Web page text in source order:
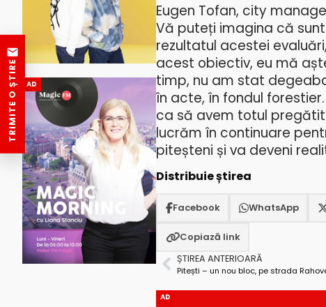
AD
Eugen Tofan, city
Vă puteți imagina că
rezultatul acestei
acest obiectiv, eu mă
timp, nu am stat
în acte, în fondul
ca să avem totul
lucrăm în continuare
piteșteni și va deveni
Distribuie știrea
Facebook WhatsApp
Copiază link
ȘTIREA ANTERIOARĂ
AD
TRIMITE O ȘTIRE